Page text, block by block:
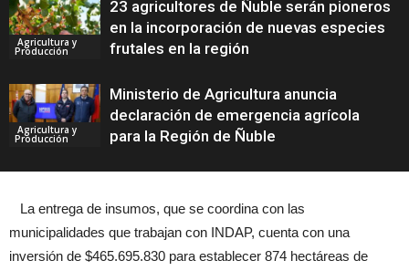
Agricultura y
Producción
23 agricultores de Ñuble serán pioneros
en la incorporación de nuevas especies
frutales en la región
Agricultura y
Producción
Ministerio de Agricultura anuncia
declaración de emergencia agrícola
para la Región de Ñuble
La entrega de insumos, que se coordina con las
municipalidades que trabajan con INDAP, cuenta con una
inversión de $465.695.830 para establecer 874 hectáreas de